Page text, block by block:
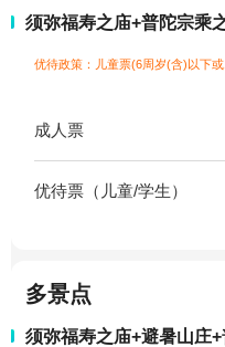
须弥福寿之庙+普陀宗乘
优待政策：儿童票(6周岁(含)以下
成人票
优待票（儿童/学生）
多景点
须弥福寿之庙+避暑山庄